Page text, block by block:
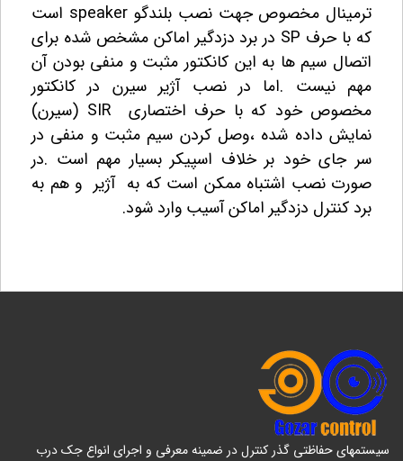
ترمینال مخصوص جهت نصب بلندگو speaker است
که با حرف SP در برد دزدگیر اماکن مشخص شده برای
اتصال سیم ها به این کانکتور مثبت و منفی بودن آن
مهم نیست .اما در نصب آژیر سیرن در کانکتور
مخصوص خود که با حرف اختصاری SIR (سیرن)
نمایش داده شده ،وصل کردن سیم مثبت و منفی در
سر جای خود بر خلاف اسپیکر بسیار مهم است .در
صورت نصب اشتباه ممکن است که به آژیر و هم به
برد کنترل دزدگیر اماکن آسیب وارد شود.
سیستمهای حفاظتی گذر کنترل در ضمینه معرفی و اجرای انواع جک درب